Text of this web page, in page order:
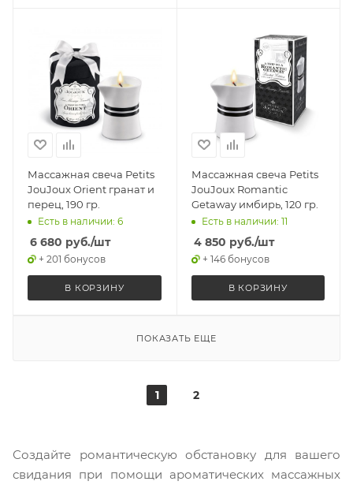
Массажная свеча Petits
JouJoux Orient гранат и
перец, 190 гр.
Есть в наличии: 6
6 680 руб./шт
+ 201 бонусов
В КОРЗИНУ
Массажная свеча Petits
JouJoux Romantic
Getaway имбирь, 120 гр.
Есть в наличии: 11
4 850 руб./шт
+ 146 бонусов
В КОРЗИНУ
ПОКАЗАТЬ ЕЩЕ
1 2
Создайте романтическую обстановку для вашего
свидания при помощи ароматических массажных